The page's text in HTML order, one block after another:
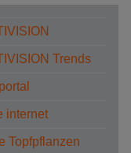
Trends
internet
Topfpflanzen